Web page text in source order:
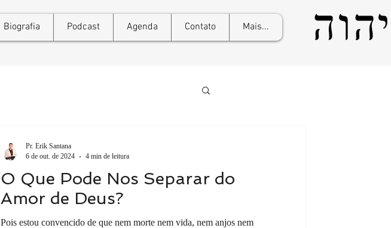
Biografia Podcast Agenda Contato Mais...
O Que Pode Nos Separar do
Amor de Deus?
Pois estou convencido de que nem morte nem vida, nem anjos nem
Pr. Erik Santana
6 de out. de 2024
4 min de leitura